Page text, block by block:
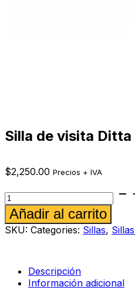
Silla de visita
$2,250.00 Precios + IVA
Silla
de
visita
Ditta
trineo
cantidad
Añadir al carrito
SKU: Categories: Sillas,
Descripción
Información adicional